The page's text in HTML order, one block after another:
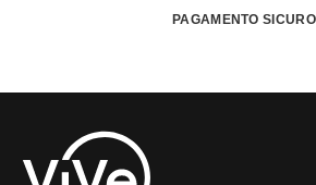
PAGAMENTO SICURO